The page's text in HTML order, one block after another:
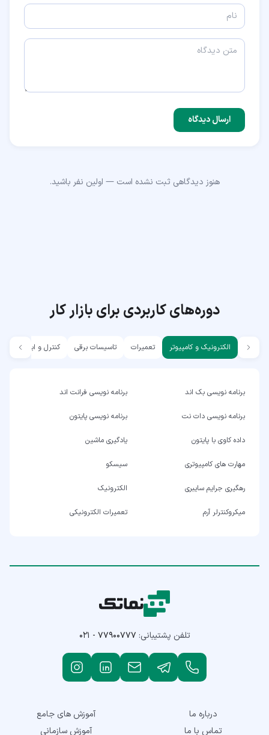
ارسال دیدگاه
هنوز دیدگاهی ثبت نشده است — اولین نفر باشید.
دوره‌های کاربردی برای بازار کار
الکترونیک و کامپیوتر تعمیرات تاسیسات برقی کنترل و ابزار دقیق
برنامه نویسی بک اند برنامه نویسی فرانت اند
برنامه نویسی دات نت برنامه نویسی پایتون
داده کاوی با پایتون یادگیری ماشین
مهارت های کامپیوتری سیسکو
رهگیری جرایم سایبری الکترونیک
میکروکنترلر آرم تعمیرات الکترونیکی
تلفن پشتیبانی: ۰۲۱ - ۷۷۹۰۰۷۷۷
درباره ما
تماس با ما
آموزش های جامع
آموزش سازمانی